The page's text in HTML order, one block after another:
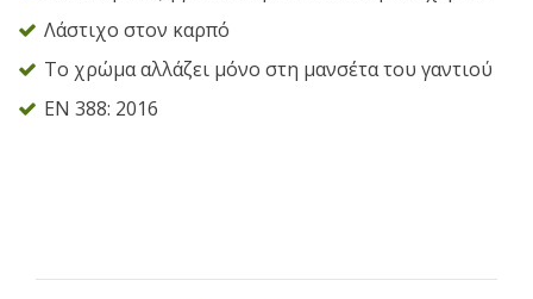
Λάστιχο στον καρπό
Το χρώμα αλλάζει μόνο στη μανσέτα του γαντιού
EN 388: 2016